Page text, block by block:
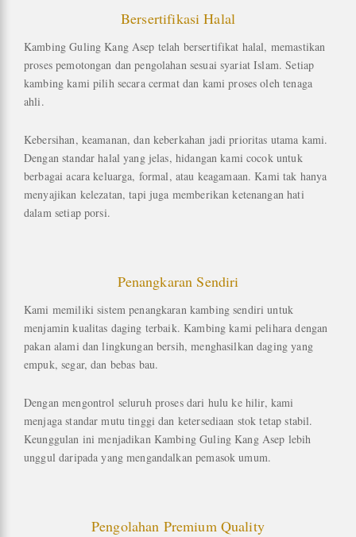
Bersertifikasi Halal
Kambing Guling Kang Asep telah bersertifikat halal, memastikan
proses pemotongan dan pengolahan sesuai syariat Islam. Setiap
kambing kami pilih secara cermat dan kami proses oleh tenaga
ahli.
Kebersihan, keamanan, dan keberkahan jadi prioritas utama kami.
Dengan standar halal yang jelas, hidangan kami cocok untuk
berbagai acara keluarga, formal, atau keagamaan. Kami tak hanya
menyajikan kelezatan, tapi juga memberikan ketenangan hati
dalam setiap porsi.
Penangkaran Sendiri
Kami memiliki sistem penangkaran kambing sendiri untuk
menjamin kualitas daging terbaik. Kambing kami pelihara dengan
pakan alami dan lingkungan bersih, menghasilkan daging yang
empuk, segar, dan bebas bau.
Dengan mengontrol seluruh proses dari hulu ke hilir, kami
menjaga standar mutu tinggi dan ketersediaan stok tetap stabil.
Keunggulan ini menjadikan Kambing Guling Kang Asep lebih
unggul daripada yang mengandalkan pemasok umum.
Pengolahan Premium Quality